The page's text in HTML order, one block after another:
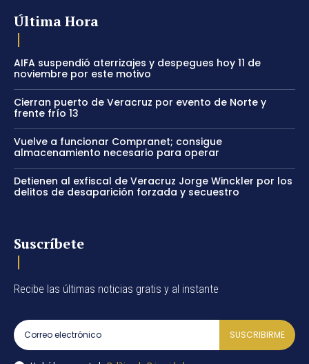
Última Hora
AIFA suspendió aterrizajes y despegues hoy 11 de
noviembre por este motivo
Cierran puerto de Veracruz por evento de Norte y
frente frío 13
Vuelve a funcionar Compranet; consigue
almacenamiento necesario para operar
Detienen al exfiscal de Veracruz Jorge Winckler por los
delitos de desaparición forzada y secuestro
Suscríbete
Recibe las últimas noticias gratis y al instante
SUSCRIBIRME